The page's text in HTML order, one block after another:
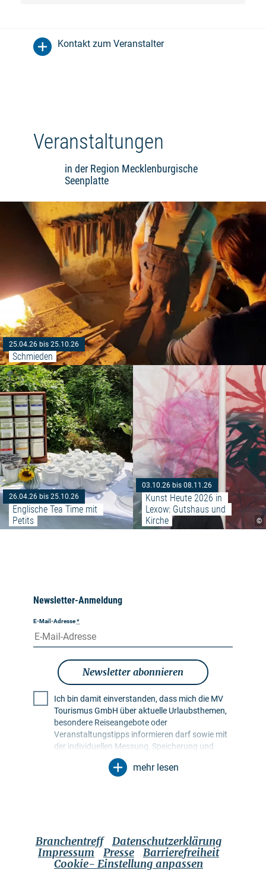
Kontakt zum Veranstalter
Veranstaltungen
in der Region Mecklenburgische
Seenplatte
25.04.26 bis 25.10.26
Schmieden
26.04.26 bis 25.10.26
Englische Tea Time mit
Petits
Weiterlesen: "Englische Tea
©
03.10.26 bis 08.11.26
Kunst Heute 2026 in
Lexow: Gutshaus und
Kirche
Newsletter-Anmeldung
E-Mail-Adresse*
Newsletter abonnieren
Ich bin damit einverstanden, dass mich die MV
Tourismus GmbH über aktuelle Urlaubsthemen,
besondere Reiseangebote oder
Veranstaltungstipps informieren darf sowie mit
der individuellen Messung, Speicherung und
Auswertung von Öffnungs- und Klickraten in
Empfängerprofilen zu Zwecken der Gestaltung
widerrufen kann. Dies kann ich über einen
Abmeldelink im jeweiligen Newsletter tun oder
über die im Impressum genannten
mehr lesen
Branchentreff
Datenschutzerklärung
Impressum
Presse
Barrierefreiheit
Cookie- Einstellung anpassen